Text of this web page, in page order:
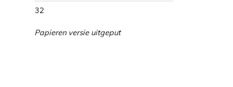
32
Papieren versie uitgeput